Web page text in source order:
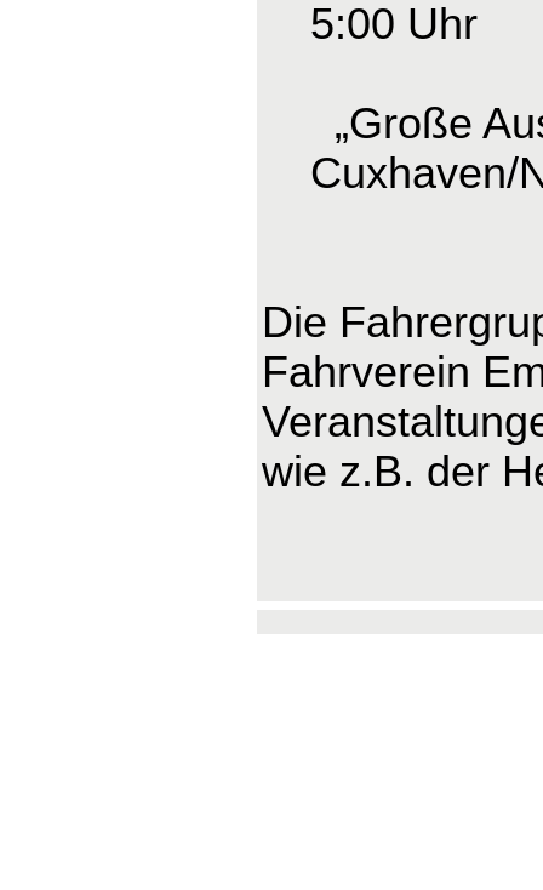
5:00 Uhr
„Große
Cuxhaven/
Die
Fahrverein
wie z.B. der